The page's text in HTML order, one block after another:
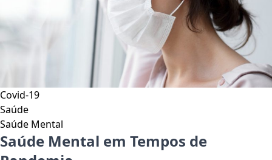
Covid-19
Saúde
Saúde Mental
Saúde Mental em Tempos de